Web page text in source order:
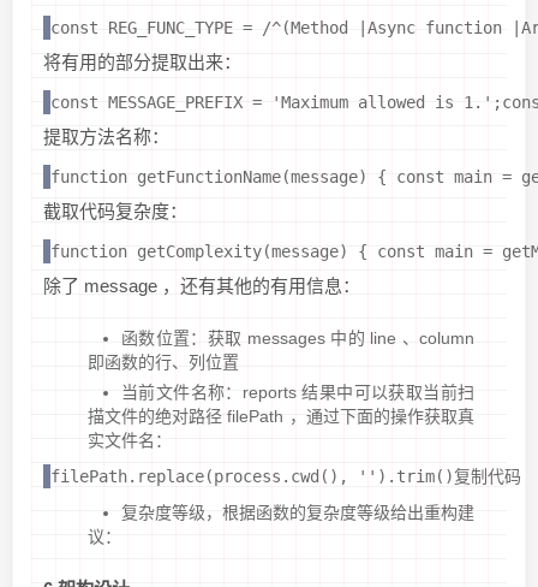
const REG_FUNC_TYPE = /^(Method |Async function
将有用的部分提取出来：
const MESSAGE_PREFIX = 'Maximum allowed is
提取方法名称：
function getFunctionName(message) { const
截取代码复杂度：
function getComplexity(message) { const main =
除了 message ，还有其他的有用信息：
函数位置：获取 messages 中的 line 、column
即函数的行、列位置
当前文件名称：reports 结果中可以获取当前扫
描文件的绝对路径 filePath ，通过下面的操作获取真
实文件名：
filePath.replace(process.cwd(), '').trim()复制代码
复杂度等级，根据函数的复杂度等级给出重构建
议：